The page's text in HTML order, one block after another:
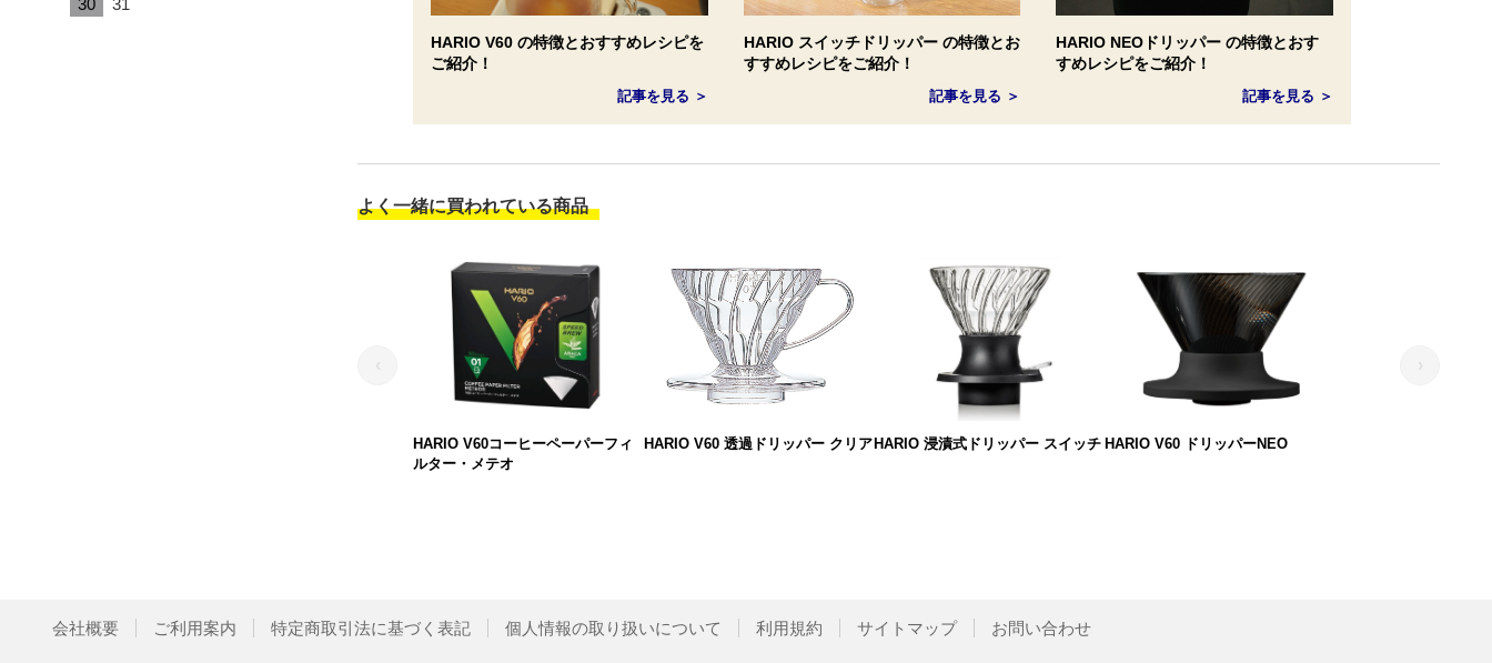
HARIO V60 の特徴とおすすめレシピを
ご紹介！
記事を見る ＞
HARIO スイッチドリッパー の特徴とお
すすめレシピをご紹介！
記事を見る ＞
HARIO NEOドリッパー の特徴とおす
すめレシピをご紹介！
記事を見る ＞
よく一緒に買われている商品
HARIO V60コーヒーペーパーフィ
ルター・メテオ
HARIO V60 透過ドリッパー クリアHARIO 浸漬式ドリッパー スイッチ HARIO V60 ドリッパーNEO
会社概要 ご利用案内 特定商取引法に基づく表記 個人情報の取り扱いについて 利用規約 サイトマップ お問い合わせ